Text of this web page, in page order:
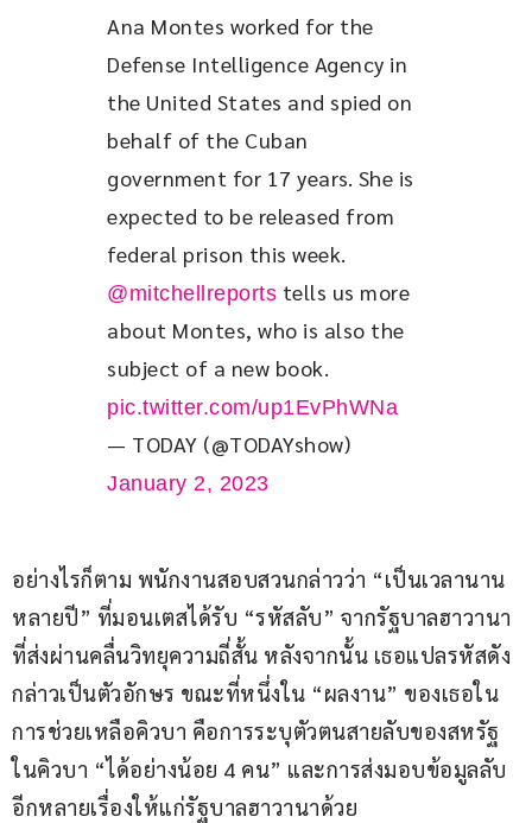
Ana Montes worked for the
Defense Intelligence Agency in
the United States and spied on
behalf of the Cuban
government for 17 years. She is
expected to be released from
federal prison this week.
@mitchellreports tells us more
about Montes, who is also the
subject of a new book.
pic.twitter.com/up1EvPhWNa
— TODAY (@TODAYshow)
January 2, 2023
อย่างไรก็ตาม พนักงานสอบสวนกล่าวว่า “เป็นเวลานาน
หลายปี” ที่มอนเตสได้รับ “รหัสลับ” จากรัฐบาลฮาวานา
ที่ส่งผ่านคลื่นวิทยุความถี่สั้น หลังจากนั้น เธอแปลรหัสดัง
กล่าวเป็นตัวอักษร ขณะที่หนึ่งใน “ผลงาน” ของเธอใน
การช่วยเหลือคิวบา คือการระบุตัวตนสายลับของสหรัฐ
ในคิวบา “ได้อย่างน้อย 4 คน” และการส่งมอบข้อมูลลับ
อีกหลายเรื่องให้แก่รัฐบาลฮาวานาด้วย